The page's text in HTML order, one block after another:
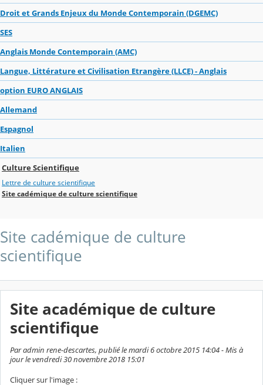
Droit et Grands Enjeux du Monde Contemporain (DGEMC)
SES
Anglais Monde Contemporain (AMC)
Langue, Littérature et Civilisation Etrangère (LLCE) - Anglais
option EURO ANGLAIS
Allemand
Espagnol
Italien
Culture Scientifique
Lettre de culture scientifique
Site cadémique de culture scientifique
Site cadémique de culture
scientifique
Site académique de culture
scientifique
Par admin rene-descartes, publié le mardi 6 octobre 2015 14:04 - Mis à
jour le vendredi 30 novembre 2018 15:01
Cliquer sur l'image :